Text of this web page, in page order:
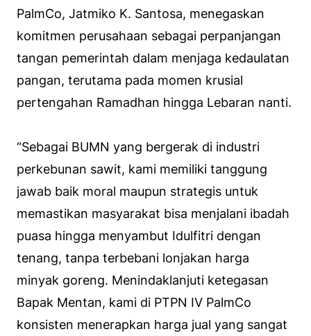
PalmCo, Jatmiko K. Santosa, menegaskan
komitmen perusahaan sebagai perpanjangan
tangan pemerintah dalam menjaga kedaulatan
pangan, terutama pada momen krusial
pertengahan Ramadhan hingga Lebaran nanti.
“Sebagai BUMN yang bergerak di industri
perkebunan sawit, kami memiliki tanggung
jawab baik moral maupun strategis untuk
memastikan masyarakat bisa menjalani ibadah
puasa hingga menyambut Idulfitri dengan
tenang, tanpa terbebani lonjakan harga
minyak goreng. Menindaklanjuti ketegasan
Bapak Mentan, kami di PTPN IV PalmCo
konsisten menerapkan harga jual yang sangat